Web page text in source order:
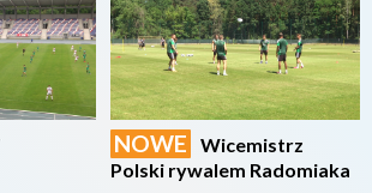
NOWE
Wicemistrz
Polski rywalem Radomiaka